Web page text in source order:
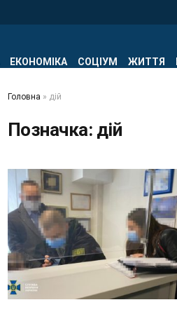
ЕКОНОМІКА СОЦІУМ ЖИТТЯ
Головна » дій
Позначка: дій